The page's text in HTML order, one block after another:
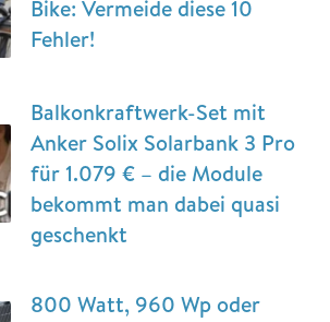
Bike: Vermeide diese 10
Fehler!
Balkonkraftwerk-Set mit
Anker Solix Solarbank 3 Pro
für 1.079 € – die Module
bekommt man dabei quasi
geschenkt
800 Watt, 960 Wp oder